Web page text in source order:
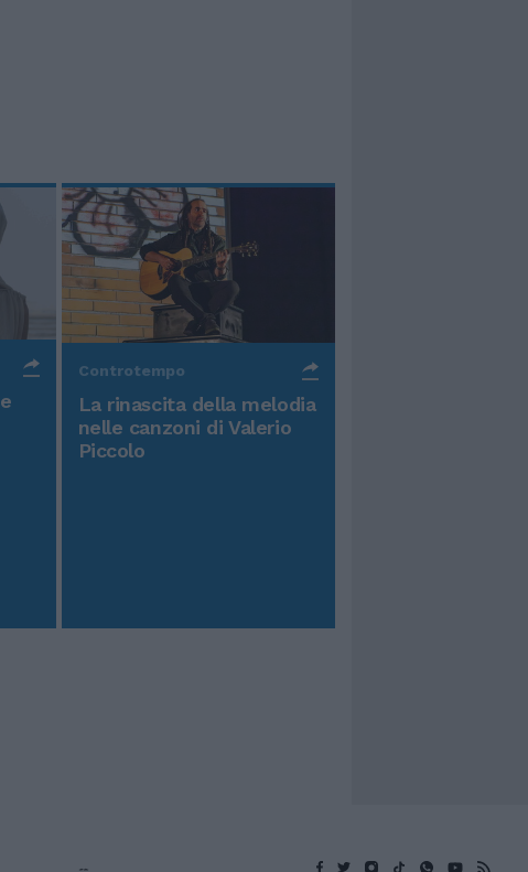
Controtempo
La rinascita della melodia
nelle canzoni di Valerio
Piccolo